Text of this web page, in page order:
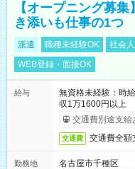
【オープニング募
き添いも仕事の1つ
派遣 職種未経験OK 社会
WEB登録・面接OK
給与
無資格未経験：
収1万1600円以上
交通費別途支給
交通費 交通費全額
勤務地
名古屋市千種区